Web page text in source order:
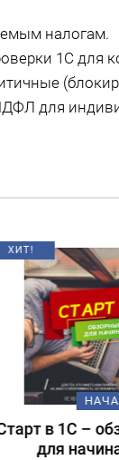
налогам.
1С для
для
НАЧАЛО:
обзорный